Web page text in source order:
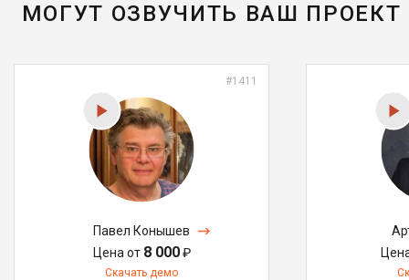
МОГУТ ОЗВУЧИТЬ ВАШ ПРОЕКТ
#1411
Павел Конышев
Цена от 8 000₽
Скачать демо